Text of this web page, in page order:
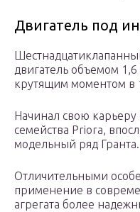
Двигатель под
двигатель объемом
крутящим моментом в
Начинал свою
семейства Priora,
модельный ряд Гранта.
Отличительными
применение в
агрегата более